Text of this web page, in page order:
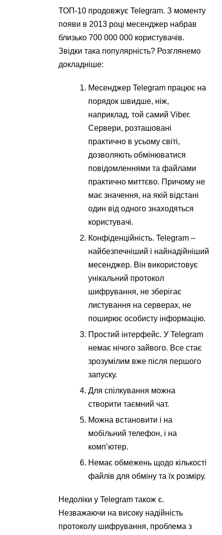
ТОП-10 продовжує Telegram. З моменту
появи в 2013 році месенджер набрав
близько 700 000 000 користувачів.
Звідки така популярність? Розглянемо
докладніше:
Месенджер Telegram працює на
порядок швидше, ніж,
наприклад, той самий Viber.
Сервери, розташовані
практично в усьому світі,
дозволяють обмінюватися
повідомленнями та файлами
практично миттєво. Причому не
має значення, на якій відстані
один від одного знаходяться
користувачі.
Конфіденційність. Telegram –
найбезпечніший і найнадійніший
месенджер. Він використовує
унікальний протокол
шифрування, не зберігає
листування на серверах, не
поширює особисту інформацію.
Простий інтерфейс. У Telegram
немає нічого зайвого. Все стає
зрозумілим вже після першого
запуску.
Для спілкування можна
створити таємний чат.
Можна встановити і на
мобільний телефон, і на
комп’ютер.
Немає обмежень щодо кількості
файлів для обміну та їх розміру.
Недоліки у Telegram також є.
Незважаючи на високу надійність
протоколу шифрування, проблема з